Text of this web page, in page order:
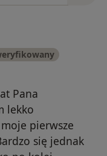
Pana
lekko
pierwsze
się jednak